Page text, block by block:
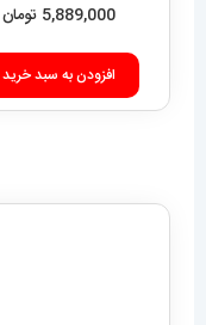
020998 TISSOT Lovely
5,889,000تومان
افزودن به سبد خرید